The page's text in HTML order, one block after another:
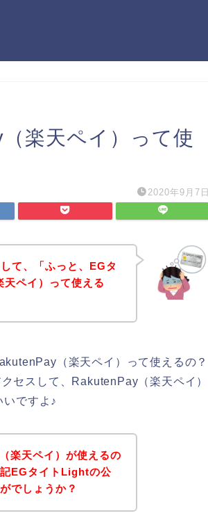
楽天ペイ）って使
2020年9月7日
て、「ふっと、EGタ
ペイ）って使える
（楽天ペイ）って使えるの？
セスして、RakutenPay（楽天ペイ）
ですよ♪
楽天ペイ）が使えるの
EGタイトLightの公
でしょうか？